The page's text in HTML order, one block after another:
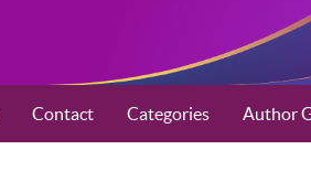
Contact Categories Author